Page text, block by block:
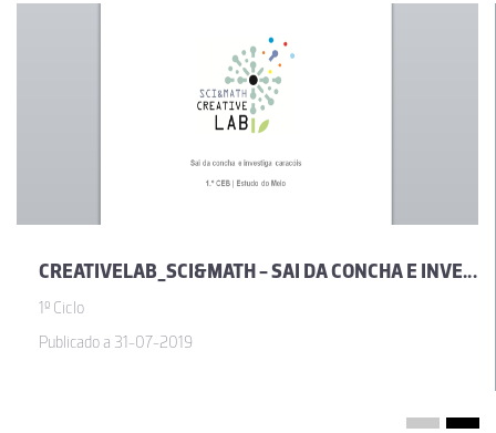
CREATIVELAB_SCI&MATH - SAI DA CONCHA E INVESTIGA CARACÓIS
1º Ciclo
Publicado a 31-07-2019